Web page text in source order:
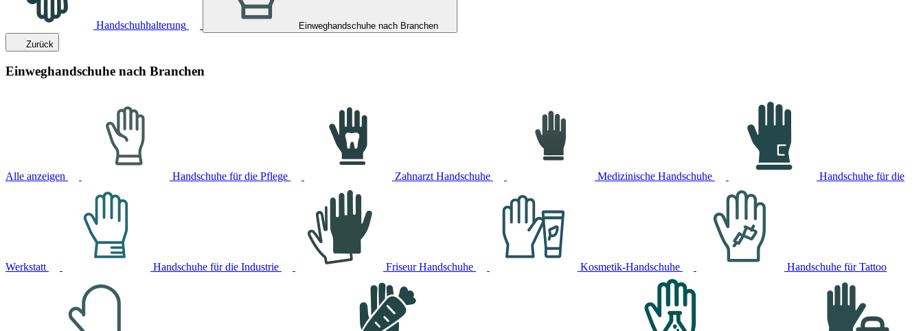
Handschuhhalterung
Einweghandschuhe nach Branchen
Zurück
Einweghandschuhe nach Branchen
Alle anzeigen Handschuhe für die Pflege Zahnarzt Handschuhe Medizinische Handschuhe Handschuhe für die
Werkstatt Handschuhe für die Industrie Friseur Handschuhe Kosmetik-Handschuhe Handschuhe für Tattoo